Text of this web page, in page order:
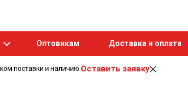
Оптовикам Доставка и оплата
поставки и наличию. Оставить заявку